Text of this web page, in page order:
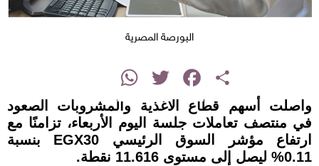
البورصة المصرية
Share
Facebook
Twitter
WhatsApp
واصلت أسهم قطاع الأغذية والمشروبات الصعود
في منتصف تعاملات جلسة اليوم الأربعاء، تزامنًا مع
ارتفاع مؤشر السوق الرئيسي EGX30 بنسبة
0.11% ليصل إلى مستوى 11.616 نقطة.